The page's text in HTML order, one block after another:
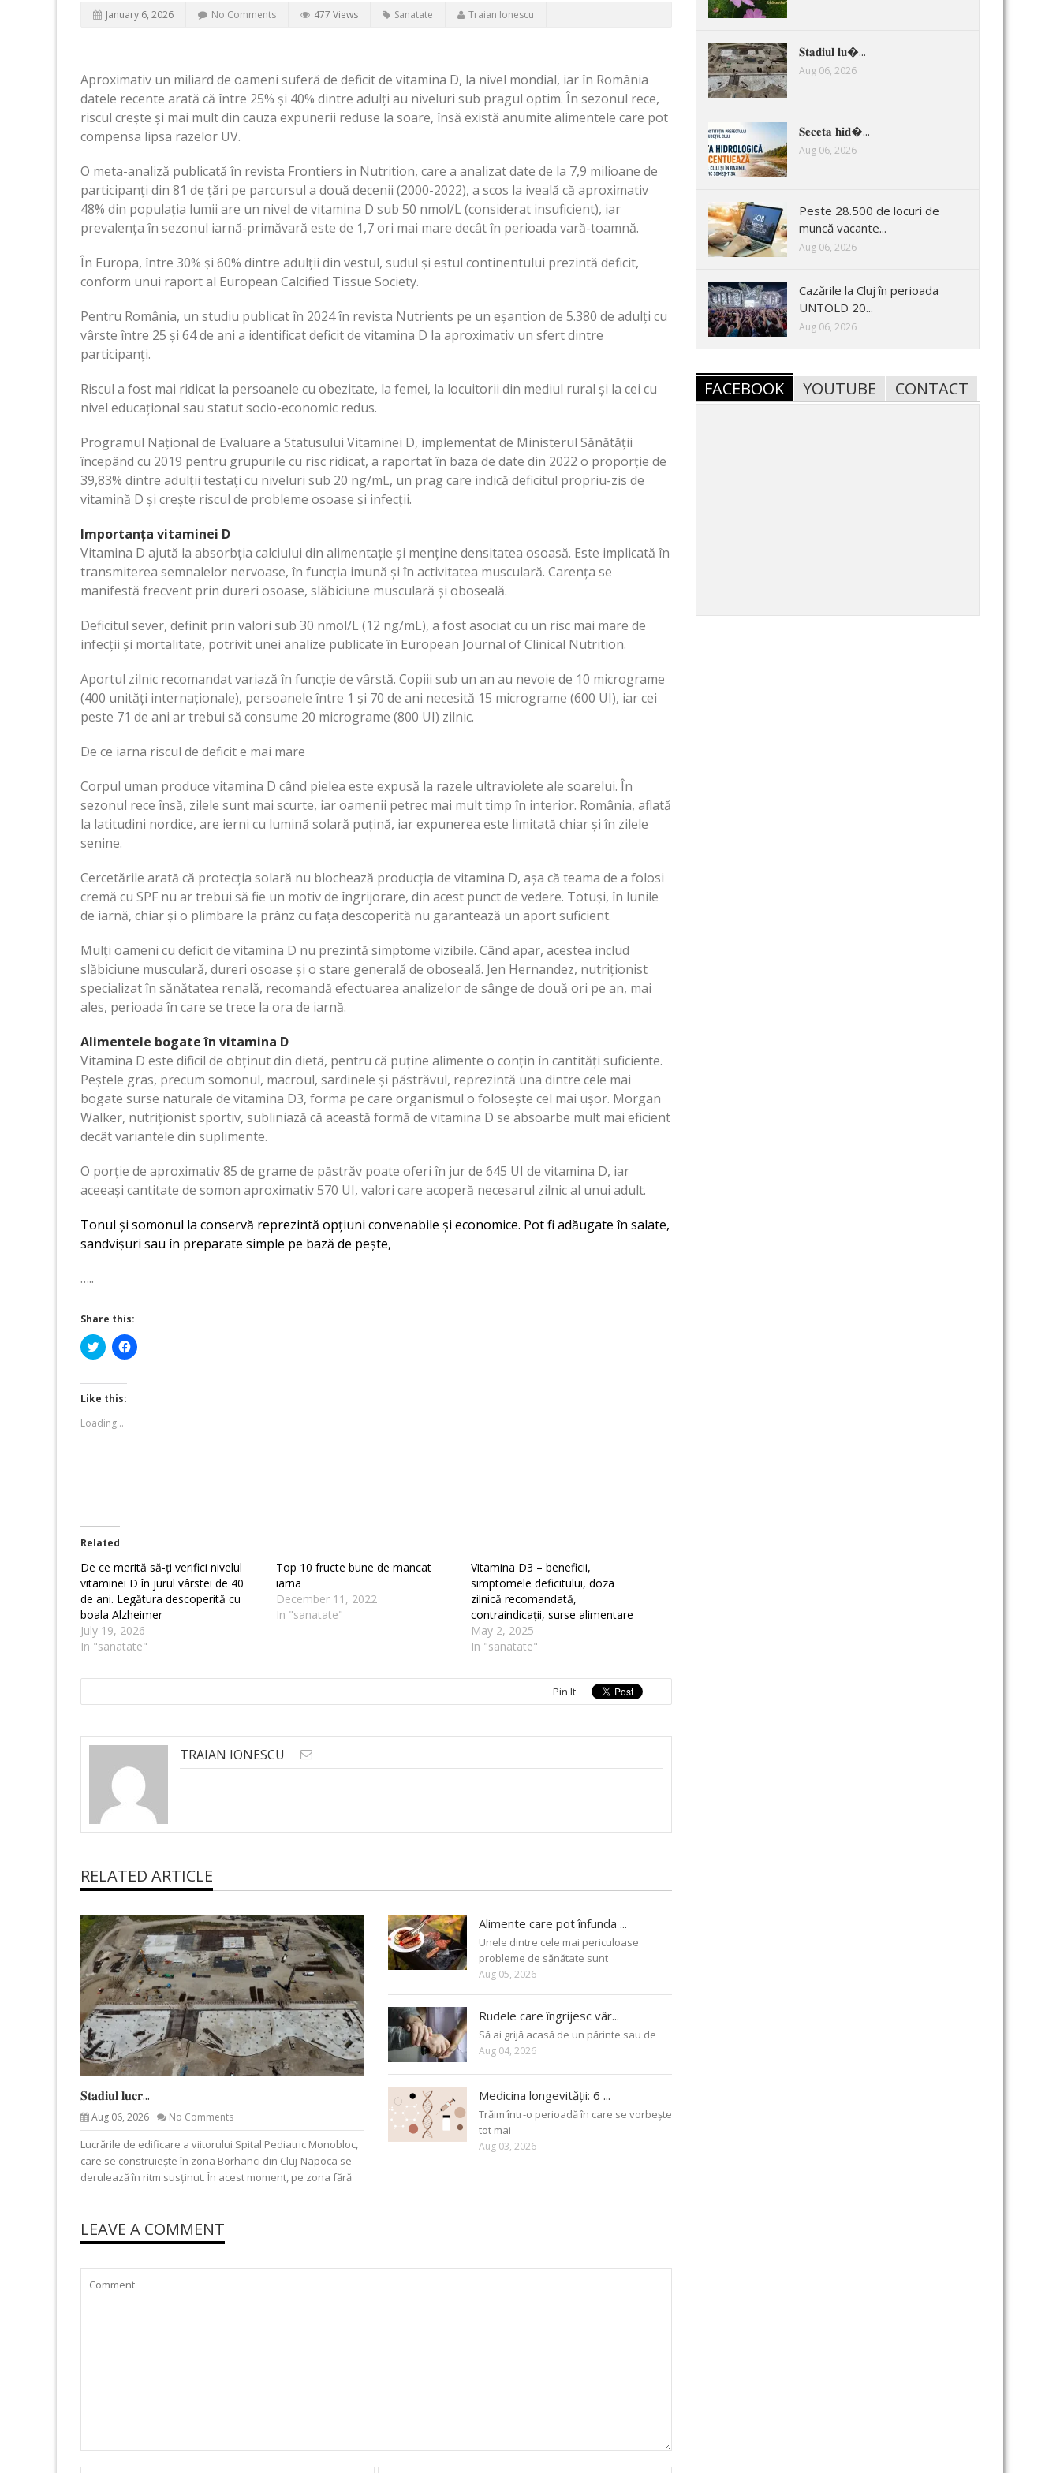
January 6, 2026 No Comments 477 Views Sanatate Traian Ionescu
Aproximativ un miliard de oameni suferă de deficit de vitamina D, la nivel mondial, iar în România
datele recente arată că între 25% și 40% dintre adulți au niveluri sub pragul optim. În sezonul rece,
riscul crește și mai mult din cauza expunerii reduse la soare, însă există anumite alimentele care pot
compensa lipsa razelor UV.
O meta-analiză publicată în revista Frontiers in Nutrition, care a analizat date de la 7,9 milioane de
participanți din 81 de țări pe parcursul a două decenii (2000-2022), a scos la iveală că aproximativ
48% din populația lumii are un nivel de vitamina D sub 50 nmol/L (considerat insuficient), iar
prevalența în sezonul iarnă-primăvară este de 1,7 ori mai mare decât în perioada vară-toamnă.
În Europa, între 30% și 60% dintre adulții din vestul, sudul și estul continentului prezintă deficit,
conform unui raport al European Calcified Tissue Society.
Pentru România, un studiu publicat în 2024 în revista Nutrients pe un eșantion de 5.380 de adulți cu
vârste între 25 și 64 de ani a identificat deficit de vitamina D la aproximativ un sfert dintre
participanți.
Riscul a fost mai ridicat la persoanele cu obezitate, la femei, la locuitorii din mediul rural și la cei cu
nivel educațional sau statut socio-economic redus.
Programul Național de Evaluare a Statusului Vitaminei D, implementat de Ministerul Sănătății
începând cu 2019 pentru grupurile cu risc ridicat, a raportat în baza de date din 2022 o proporție de
39,83% dintre adulții testați cu niveluri sub 20 ng/mL, un prag care indică deficitul propriu-zis de
vitamină D și crește riscul de probleme osoase și infecții.
Importanța vitaminei D
Vitamina D ajută la absorbția calciului din alimentație și menține densitatea osoasă. Este implicată în
transmiterea semnalelor nervoase, în funcția imună și în activitatea musculară. Carența se
manifestă frecvent prin dureri osoase, slăbiciune musculară și oboseală.
Deficitul sever, definit prin valori sub 30 nmol/L (12 ng/mL), a fost asociat cu un risc mai mare de
infecții și mortalitate, potrivit unei analize publicate în European Journal of Clinical Nutrition.
Aportul zilnic recomandat variază în funcție de vârstă. Copiii sub un an au nevoie de 10 micrograme
(400 unități internaționale), persoanele între 1 și 70 de ani necesită 15 micrograme (600 UI), iar cei
peste 71 de ani ar trebui să consume 20 micrograme (800 UI) zilnic.
De ce iarna riscul de deficit e mai mare
Corpul uman produce vitamina D când pielea este expusă la razele ultraviolete ale soarelui. În
sezonul rece însă, zilele sunt mai scurte, iar oamenii petrec mai mult timp în interior. România, aflată
la latitudini nordice, are ierni cu lumină solară puțină, iar expunerea este limitată chiar și în zilele
senine.
Cercetările arată că protecția solară nu blochează producția de vitamina D, așa că teama de a folosi
cremă cu SPF nu ar trebui să fie un motiv de îngrijorare, din acest punct de vedere. Totuși, în lunile
de iarnă, chiar și o plimbare la prânz cu fața descoperită nu garantează un aport suficient.
Mulți oameni cu deficit de vitamina D nu prezintă simptome vizibile. Când apar, acestea includ
slăbiciune musculară, dureri osoase și o stare generală de oboseală. Jen Hernandez, nutriționist
specializat în sănătatea renală, recomandă efectuarea analizelor de sânge de două ori pe an, mai
ales, perioada în care se trece la ora de iarnă.
Alimentele bogate în vitamina D
Vitamina D este dificil de obținut din dietă, pentru că puține alimente o conțin în cantități suficiente.
Peștele gras, precum somonul, macroul, sardinele și păstrăvul, reprezintă una dintre cele mai
bogate surse naturale de vitamina D3, forma pe care organismul o folosește cel mai ușor. Morgan
Walker, nutriționist sportiv, subliniază că această formă de vitamina D se absoarbe mult mai eficient
decât variantele din suplimente.
O porție de aproximativ 85 de grame de păstrăv poate oferi în jur de 645 UI de vitamina D, iar
aceeași cantitate de somon aproximativ 570 UI, valori care acoperă necesarul zilnic al unui adult.
Tonul și somonul la conservă reprezintă opțiuni convenabile și economice. Pot fi adăugate în salate,
sandvișuri sau în preparate simple pe bază de pește,
…..
Share this:
Click
to
Twitter
(Opens
in
new
window)
Click
to
Like this:
Loading...
Related
De ce merită să-ți verifici nivelul
vitaminei D în jurul vârstei de 40
de ani. Legătura descoperită cu
boala Alzheimer
July 19, 2026
In "sanatate"
Top 10 fructe bune de mancat
iarna
December 11, 2022
In "sanatate"
Vitamina D3 – beneficii,
simptomele deficitului, doza
zilnică recomandată,
contraindicații, surse alimentare
May 2, 2025
In "sanatate"
Pin It
TRAIAN IONESCU
RELATED ARTICLE
𝐒𝐭𝐚𝐝𝐢𝐮𝐥 𝐥𝐮𝐜𝐫...
Aug 06, 2026 No Comments
Lucrările de edificare a viitorului Spital Pediatric Monobloc,
care se construiește în zona Borhanci din Cluj-Napoca se
derulează în ritm susținut. În acest moment, pe zona fără
Alimente care pot înfunda ...
Unele dintre cele mai periculoase
probleme de sănătate sunt
Aug 05, 2026
Rudele care îngrijesc vâr...
Să ai grijă acasă de un părinte sau de
Aug 04, 2026
Medicina longevității: 6 ...
Trăim într-o perioadă în care se vorbește
tot mai
Aug 03, 2026
LEAVE A COMMENT
𝐒𝐭𝐚𝐝𝐢𝐮𝐥 𝐥𝐮�...
Aug 06, 2026
𝐒𝐞𝐜𝐞𝐭𝐚 𝐡𝐢𝐝�...
Aug 06, 2026
Peste 28.500 de locuri de
muncă vacante...
Aug 06, 2026
Cazările la Cluj în perioada
UNTOLD 20...
Aug 06, 2026
FACEBOOK YOUTUBE CONTACT